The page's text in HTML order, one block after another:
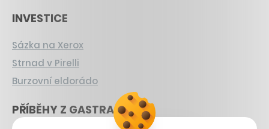
INVESTICE
Sázka na Xerox
Strnad v Pirelli
Burzovní eldorádo
PŘÍBĚHY Z GASTRA